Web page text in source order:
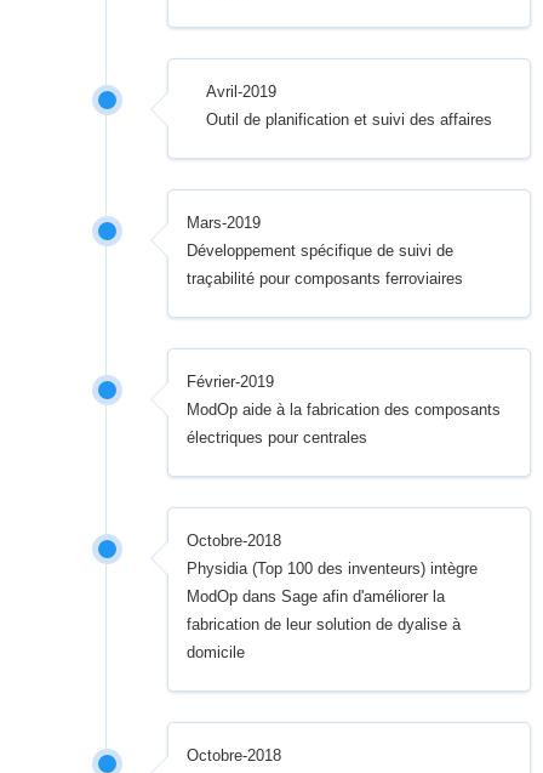
Avril-2019
Outil de planification et suivi des affaires
Mars-2019
Développement spécifique de suivi de
traçabilité pour composants ferroviaires
Février-2019
ModOp aide à la fabrication des composants
électriques pour centrales
Octobre-2018
Physidia (Top 100 des inventeurs) intègre
ModOp dans Sage afin d'améliorer la
fabrication de leur solution de dyalise à
domicile
Octobre-2018